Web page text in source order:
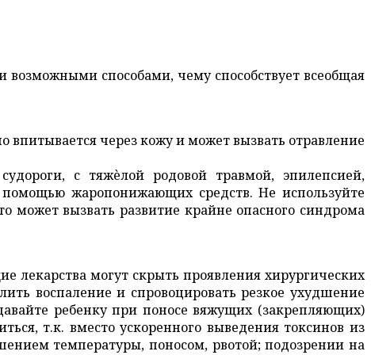
возможными способами, чему способствует всеобщая
через кожу и может вызвать отравление
с тяжѐлой родовой травмой, эпилепсией,
жаропонижающих средств. Не используйте
может вызвать развитие крайне опасного синдрома
могут скрыть проявления хирургических
воспаление и спровоцировать резкое ухудшение
ребенку при поносе вяжущих (закрепляющих)
т.к. вместо ускоренного выведения токсинов из
температуры, поносом, рвотой; подозрении на